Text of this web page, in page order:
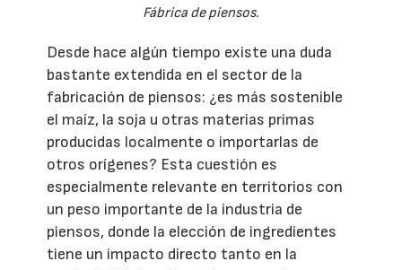
Fábrica de piensos.
Desde hace algún tiempo existe una duda
bastante extendida en el sector de la
fabricación de piensos: ¿es más sostenible
el maíz, la soja u otras materias primas
producidas localmente o importarlas de
otros orígenes? Esta cuestión es
especialmente relevante en territorios con
un peso importante de la industria de
piensos, donde la elección de ingredientes
tiene un impacto directo tanto en la